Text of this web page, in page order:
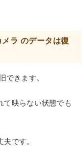
ラ のデータは復
きます。
て映らない状態でも
です。